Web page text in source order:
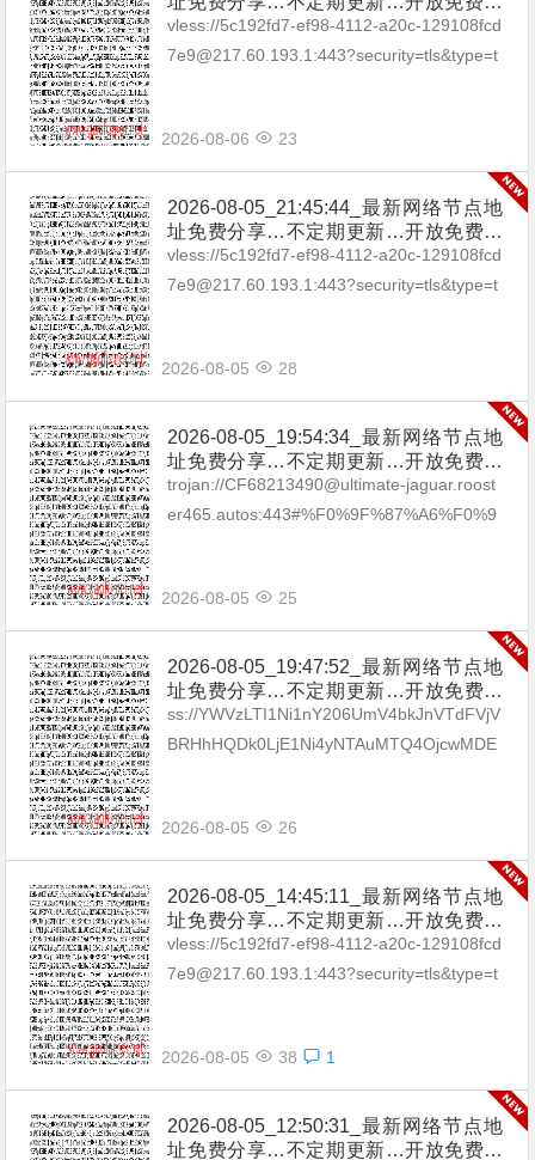
享（网络免费节点香港|日本|韩国|新加
坡|台湾|马来西亚|…
vless://5c192fd7-ef98-4112-a20c-129108fcd
7e9@217.60.193.1:443?security=tls&type=t
2026-08-06 23
2026-08-05_21:45:44_最新网络节点地
址免费分享…不定期更新…开放免费分
享（网络免费节点香港|日本|韩国|新加
坡|台湾|马来西亚|…
vless://5c192fd7-ef98-4112-a20c-129108fcd
7e9@217.60.193.1:443?security=tls&type=t
2026-08-05 28
2026-08-05_19:54:34_最新网络节点地
址免费分享…不定期更新…开放免费分
享（网络免费节点香港|日本|韩国|新加
坡|台湾|马来西亚|…
trojan://CF68213490@ultimate-jaguar.roost
er465.autos:443#%F0%9F%87%A6%F0%9
2026-08-05 25
2026-08-05_19:47:52_最新网络节点地
址免费分享…不定期更新…开放免费分
享（网络免费节点香港|日本|韩国|新加
坡|台湾|马来西亚|…
ss://YWVzLTI1Ni1nY206UmV4bkJnVTdFVjV
BRHhHQDk0LjE1Ni4yNTAuMTQ4OjcwMDE
2026-08-05 26
2026-08-05_14:45:11_最新网络节点地
址免费分享…不定期更新…开放免费分
享（网络免费节点香港|日本|韩国|新加
坡|台湾|马来西亚|…
vless://5c192fd7-ef98-4112-a20c-129108fcd
7e9@217.60.193.1:443?security=tls&type=t
2026-08-05 38 1
2026-08-05_12:50:31_最新网络节点地
址免费分享…不定期更新…开放免费分